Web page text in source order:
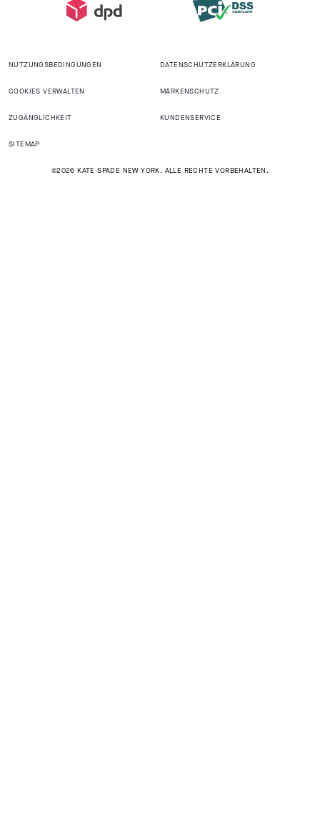
NUTZUNGSBEDINGUNGEN DATENSCHUTZERKLÄRUNG
COOKIES VERWALTEN MARKENSCHUTZ
ZUGÄNGLICHKEIT KUNDENSERVICE
SITEMAP
©2026 KATE SPADE NEW YORK. ALLE RECHTE VORBEHALTEN.